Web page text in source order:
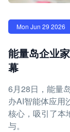
Mon Jun 29 2026
能量岛企业
幕
6月28日，能量
办AI智能体应用
核心，吸引了本
与。